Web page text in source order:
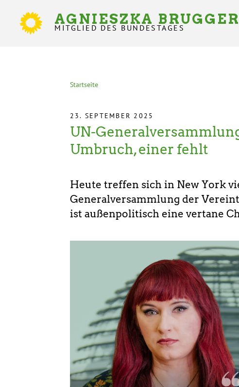
Inhalt
AGNIESZKA BRUGGER
MITGLIED DES BUNDESTAGES
Pfadnavigation
Startseite
23. SEPTEMBER 2025
UN-
Umbruch, einer fehlt
Heute treffen sich in New York
Generalversammlung der
ist außenpolitisch eine vertane